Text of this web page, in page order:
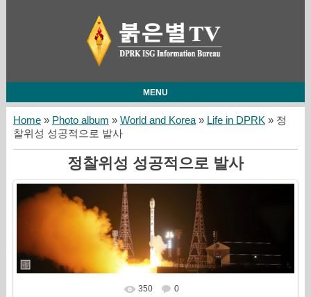
MENU
Home» Photo album » World and Korea» Life in DPRK» 정
찰위성 성공적으로 발사
정찰위성 성공적으로 발사
In real size 2218x720
350 0